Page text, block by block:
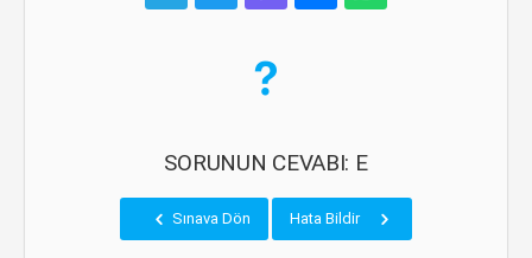
SORUNUN CEVABI: E
Sınava Dön Hata Bildir